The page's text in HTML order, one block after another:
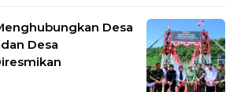
Desa
Desa